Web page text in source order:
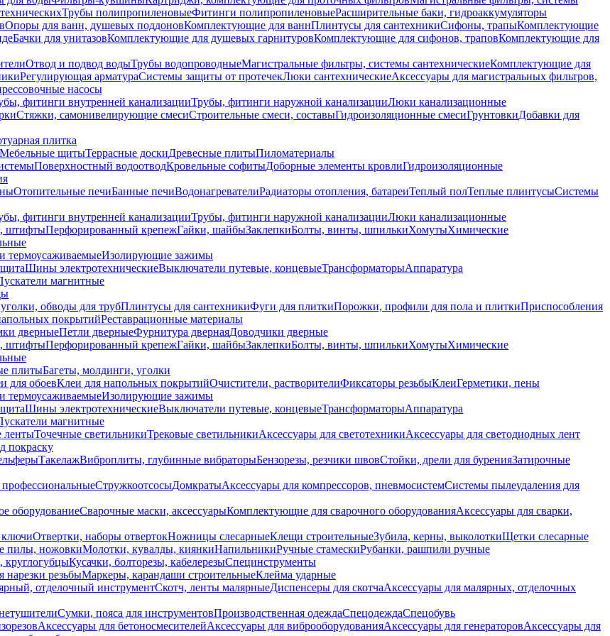
Трубы полипропиленовыеФитинги полипропиленовыеРасширительные баки, гидроаккумуляторы
Опоры для ванн, душевых поддоновКомплектующие для ваннПлинтусы для сантехникиСифоны, трапыКомплектующие
Бачки для унитазовКомплектующие для душевых гарнитуровКомплектующие для сифонов, траповКомплектующие для
Отвод и подвод водыТрубы водопроводныеМагистральные фильтры, системы сантехническиеКомплектующие для
Регулирующая арматураСистемы защиты от протечекЛюки сантехническиеАксессуары для магистральных фильтров,
насосы
фитинги внутренней канализацииТрубы, фитинги наружной канализацииЛюки канализационные
Стяжки, самонивелирующие смесиСтроительные смеси, составыГидроизоляционные смесиГрунтовкиДобавки для
плитка
Мебельные щитыТеррасные доскиДревесные плитыПиломатериалы
Поверхностный водоотводКровельные софитыДоборные элементы кровлиГидроизоляционные
Отопительные печиБанные печиВодонагревателиРадиаторы отопления, батареиТеплый полТеплые плинтусыСистемы
фитинги внутренней канализацииТрубы, фитинги наружной канализацииЛюки канализационные
штифтыПерфорированный крепежГайки, шайбыЗаклепкиБолты, винты, шпилькиХомутыХимические
термоусаживаемыеИзолирующие зажимы
Шины электротехническиеВыключатели путевые, концевыеТрансформаторыАппаратура
магнитные
обводы для трубПлинтусы для сантехникиФуги для плиткиПорожки, профили для пола и плиткиПриспособления
покрытийРеставрационные материалы
дверныеПетли дверныеФурнитура двернаяДоводчики дверные
штифтыПерфорированный крепежГайки, шайбыЗаклепкиБолты, винты, шпилькиХомутыХимические
плитыБагеты, молдинги, уголки
для обоевКлеи для напольных покрытийОчистители, растворителиФиксаторы резьбыКлеиГерметики, пены
термоусаживаемыеИзолирующие зажимы
Шины электротехническиеВыключатели путевые, концевыеТрансформаторыАппаратура
магнитные
лентыТочечные светильникиТрековые светильникиАксессуары для светотехникиАксессуары для светодиодных лент
покраску
ТакелажВиброплиты, глубинные вибраторыБензорезы, резчики швовСтойки, дрели для буренияЗатирочные
СтружкоотсосыДомкратыАксессуары для компрессоров, пневмосистемСистемы пылеудаления для
оборудованиеСварочные маски, аксессуарыКомплектующие для сварочного оборудованияАксессуары для сварки,
Отвертки, наборы отвертокНожницы слесарныеКлещи строительныеЗубила, керны, выколоткиЩетки слесарные
пилы, ножовкиМолотки, кувалды, киянкиНапильникиРучные стамескиРубанки, рашпили ручные
круглогубцыКусачки, болторезы, кабелерезыСпецинструменты
нарезки резьбыМаркеры, карандаши строительныеКлейма ударные
отделочный инструментСкотч, ленты малярныеДиспенсеры для скотчаАксессуары для малярных, отделочных
Сумки, пояса для инструментовПроизводственная одеждаСпецодеждаСпецобувь
Аксессуары для бетоносмесителейАксессуары для виброоборудованияАксессуары для генераторовАксессуары для